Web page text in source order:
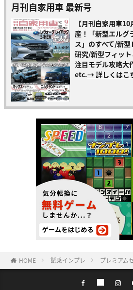
月刊自家用車 最新号
【月刊自家用車
産！「新型エルグ
ス」のすべて/新
研究/新型フィッ
注目モデル攻略大
etc.→ 詳しくはこ
HOME 試乗インプレ プレミアム